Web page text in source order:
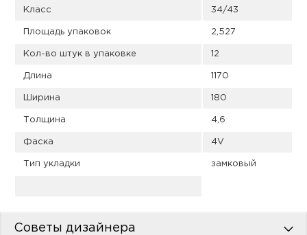
Класс 34/43
Площадь упаковок 2,527
Кол-во штук в упаковке 12
Длина 1170
Ширина 180
Толщина 4,6
Фаска 4V
Тип укладки замковый
Советы дизайнера